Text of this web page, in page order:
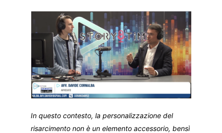
In questo contesto, la personalizzazione del
risarcimento non è un elemento accessorio, bensì